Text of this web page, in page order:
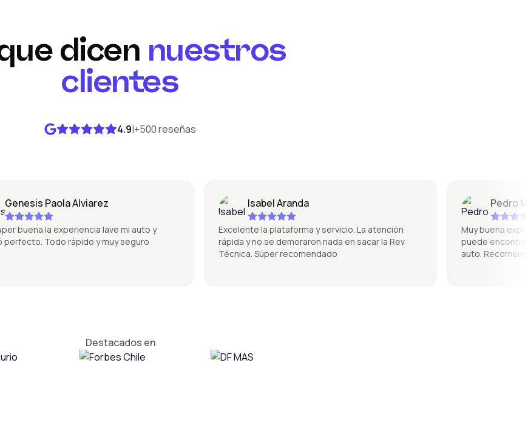
dicen nuestros
clientes
4.9|+500 reseñas
Paola Alviarez
buena la experiencia lave mi auto y
Todo rápido y muy seguro
Isabel Aranda
Excelente la plataforma y servicio. La atención
rápida y no se demoraron nada en sacar la Rev
Técnica. Súper recomendado
Pedro
Muy buena
puede encontrar
auto.
Destacados en